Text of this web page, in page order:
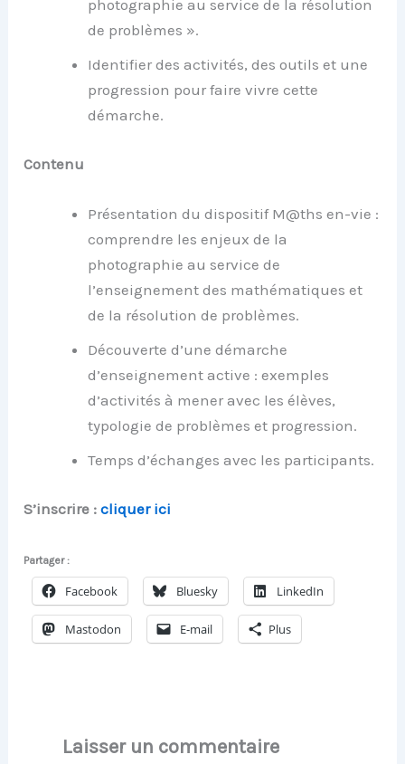
photographie au service de la résolution
de problèmes ».
Identifier des activités, des outils et une
progression pour faire vivre cette
démarche.
Contenu
Présentation du dispositif M@ths en-vie :
comprendre lesenjeux de la
photographie au service de
l’enseignement des mathématiques et
de la résolution de problèmes.
Découverte d’une démarche
d’enseignementactive : exemples
d’activités à mener avec les élèves,
typologie de problèmes et progression.
Temps d’échangesavec les participants.
S’inscrire :cliquer ici
Partager :
Facebook Bluesky LinkedIn
Mastodon E-mail Plus
Laisser un commentaire